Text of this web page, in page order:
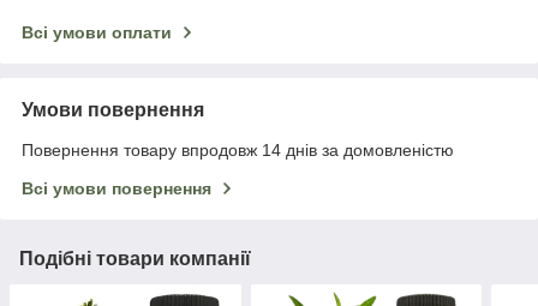
Всі умови оплати
Умови повернення
Повернення товару впродовж 14 днів за домовленістю
Всі умови повернення
Подібні товари компанії